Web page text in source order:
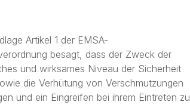
Artikel 1 der EMSA-
besagt, dass der Zweck der
und wirksames Niveau der Sicherheit
die Verhütung von Verschmutzungen
und ein Eingreifen bei ihrem Eintreten zu